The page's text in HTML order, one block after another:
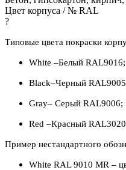
Цвет корпуса / № RAL
?
Типовые цвета покраски
White –Белый RAL9016;
Black–Черный
Grаy– Серый RAL9006;
Red –Красный RAL3020
Пример нестандартного
White RAL 9010 MR –